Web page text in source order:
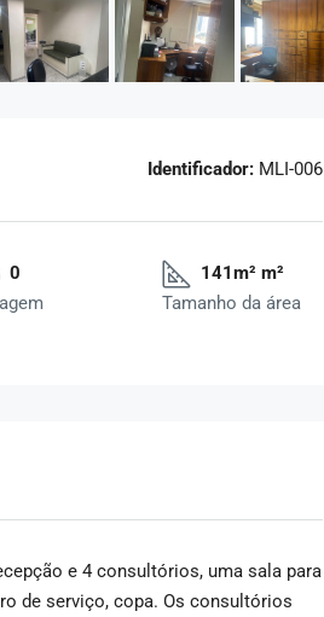
Identificador: MLI-006
0
141m² m²
Tamanho da área
e 4 consultórios, uma sala para
de serviço, copa. Os consultórios